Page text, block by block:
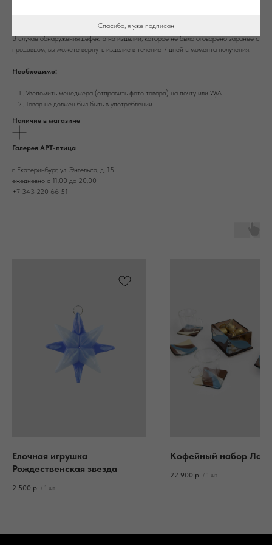
В случае обнаружения дефекта на изделии, которое не было оговорено заранее с
продавцом, вы можете вернуть изделие в течение 7 дней с момента получения.
Необходимо:
Уведомить менеджера (отправить фото товара) на почту или W/А
Товар не должен был быть в употреблении
Наличие в магазине
Галерея АРТ-птица
г. Екатеринбург, ул. Энгельса, д. 15
ежедневно с 11.00 до 20.00
+7 343 220 66 51
Елочная игрушка
Рождественская звезда
2 500 р. / 1 шт
Кофейный набор
22 900 р. / 1 шт
Спасибо, я уже подписан